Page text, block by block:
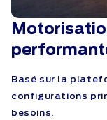
Basé sur la
configurations
besoins.